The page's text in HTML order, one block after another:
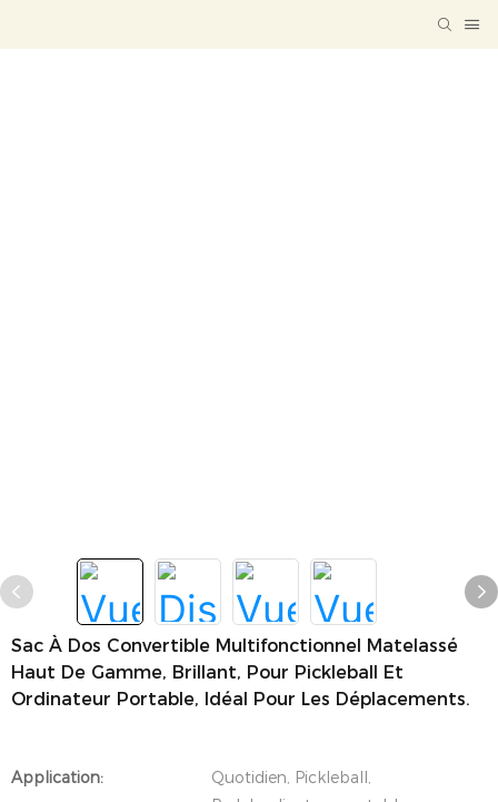
Sac À Dos Convertible Multifonctionnel Matelassé
Haut De Gamme, Brillant, Pour Pickleball Et
Ordinateur Portable, Idéal Pour Les Déplacements.
Application:
Quotidien, Pickleball,